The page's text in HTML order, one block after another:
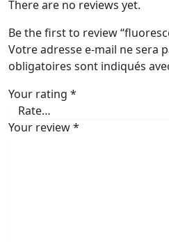
There are no reviews yet.
Be the first to review
Votre adresse e-mail ne sera
obligatoires sont indiqués
Your rating *
Your review*